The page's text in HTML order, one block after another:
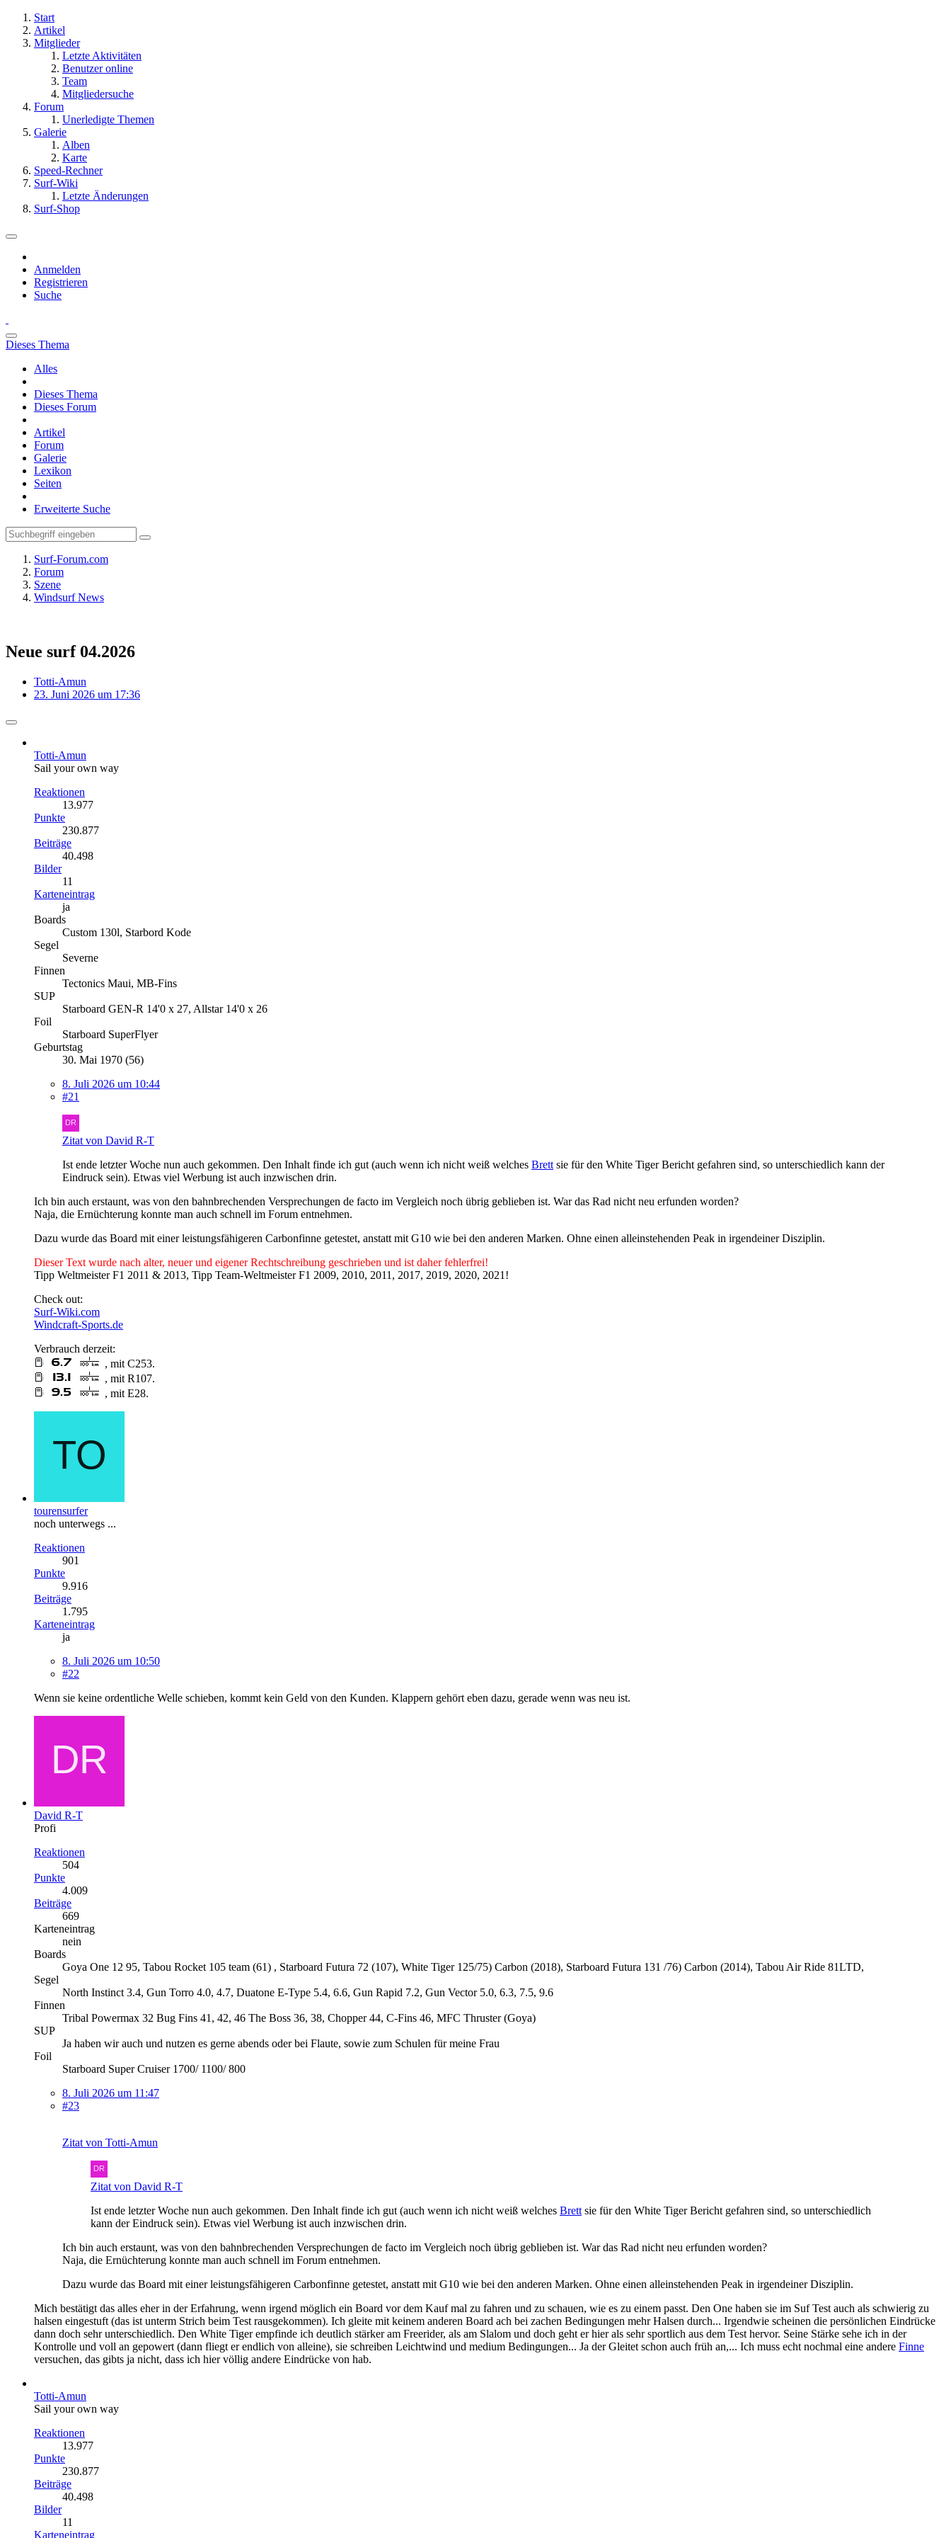
Start
Artikel
Mitglieder
Letzte Aktivitäten
Benutzer online
Team
Mitgliedersuche
Forum
Unerledigte Themen
Galerie
Alben
Karte
Speed-Rechner
Surf-Wiki
Letzte Änderungen
Surf-Shop
Anmelden
Registrieren
Suche
Dieses Thema
Alles
Dieses Thema
Dieses Forum
Artikel
Forum
Galerie
Lexikon
Seiten
Erweiterte Suche
Surf-Forum.com
Forum
Szene
Windsurf News
Neue surf 04.2026
Totti-Amun
23. Juni 2026 um 17:36
Totti-Amun
Sail your own way
Reaktionen
13.977
Punkte
230.877
Beiträge
40.498
Bilder
11
Karteneintrag
ja
Boards
Custom 130l, Starbord Kode
Segel
Severne
Finnen
Tectonics Maui, MB-Fins
SUP
Starboard GEN-R 14'0 x 27, Allstar 14'0 x 26
Foil
Starboard SuperFlyer
Geburtstag
30. Mai 1970 (56)
8. Juli 2026 um 10:44
#21
Zitat von David R-T
Ist ende letzter Woche nun auch gekommen. Den Inhalt finde ich gut (auch wenn ich nicht weiß welches Brett sie für den White Tiger Bericht gefahren sind, so unterschiedlich kann der
Eindruck sein). Etwas viel Werbung ist auch inzwischen drin.
Ich bin auch erstaunt, was von den bahnbrechenden Versprechungen de facto im Vergleich noch übrig geblieben ist. War das Rad nicht neu erfunden worden?
Naja, die Ernüchterung konnte man auch schnell im Forum entnehmen.
Dazu wurde das Board mit einer leistungsfähigeren Carbonfinne getestet, anstatt mit G10 wie bei den anderen Marken. Ohne einen alleinstehenden Peak in irgendeiner Disziplin.
Dieser Text wurde nach alter, neuer und eigener Rechtschreibung geschrieben und ist daher fehlerfrei!
Tipp Weltmeister F1 2011 & 2013, Tipp Team-Weltmeister F1 2009, 2010, 2011, 2017, 2019, 2020, 2021!
Check out:
Surf-Wiki.com
Windcraft-Sports.de
Verbrauch derzeit:
, mit C253.
, mit R107.
, mit E28.
tourensurfer
noch unterwegs ...
Reaktionen
901
Punkte
9.916
Beiträge
1.795
Karteneintrag
ja
8. Juli 2026 um 10:50
#22
Wenn sie keine ordentliche Welle schieben, kommt kein Geld von den Kunden. Klappern gehört eben dazu, gerade wenn was neu ist.
David R-T
Profi
Reaktionen
504
Punkte
4.009
Beiträge
669
Karteneintrag
nein
Boards
Goya One 12 95, Tabou Rocket 105 team (61) , Starboard Futura 72 (107), White Tiger 125/75) Carbon (2018), Starboard Futura 131 /76) Carbon (2014), Tabou Air Ride 81LTD,
Segel
North Instinct 3.4, Gun Torro 4.0, 4.7, Duatone E-Type 5.4, 6.6, Gun Rapid 7.2, Gun Vector 5.0, 6.3, 7.5, 9.6
Finnen
Tribal Powermax 32 Bug Fins 41, 42, 46 The Boss 36, 38, Chopper 44, C-Fins 46, MFC Thruster (Goya)
SUP
Ja haben wir auch und nutzen es gerne abends oder bei Flaute, sowie zum Schulen für meine Frau
Foil
Starboard Super Cruiser 1700/ 1100/ 800
8. Juli 2026 um 11:47
#23
Zitat von Totti-Amun
Zitat von David R-T
Ist ende letzter Woche nun auch gekommen. Den Inhalt finde ich gut (auch wenn ich nicht weiß welches Brett sie für den White Tiger Bericht gefahren sind, so unterschiedlich
kann der Eindruck sein). Etwas viel Werbung ist auch inzwischen drin.
Ich bin auch erstaunt, was von den bahnbrechenden Versprechungen de facto im Vergleich noch übrig geblieben ist. War das Rad nicht neu erfunden worden?
Naja, die Ernüchterung konnte man auch schnell im Forum entnehmen.
Dazu wurde das Board mit einer leistungsfähigeren Carbonfinne getestet, anstatt mit G10 wie bei den anderen Marken. Ohne einen alleinstehenden Peak in irgendeiner Disziplin.
Mich bestätigt das alles eher in der Erfahrung, wenn irgend möglich ein Board vor dem Kauf mal zu fahren und zu schauen, wie es zu einem passt. Den One haben sie im Suf Test auch als schwierig zu
halsen eingestuft (das ist unterm Strich beim Test rausgekommen). Ich gleite mit keinem anderen Board ach bei zachen Bedingungen mehr Halsen durch... Irgendwie scheinen die persönlichen Eindrücke
dann doch sehr unterschiedlich. Den White Tiger empfinde ich deutlich stärker am Freerider, als am Slalom und doch geht er hier als sehr sportlich aus dem Test hervor. Seine Stärke sehe ich in der
Kontrolle und voll an gepowert (dann fliegt er endlich von alleine), sie schreiben Leichtwind und medium Bedingungen... Ja der Gleitet schon auch früh an,... Ich muss echt nochmal eine andere Finne
versuchen, das gibts ja nicht, dass ich hier völlig andere Eindrücke von hab.
Totti-Amun
Sail your own way
Reaktionen
13.977
Punkte
230.877
Beiträge
40.498
Bilder
11
Karteneintrag